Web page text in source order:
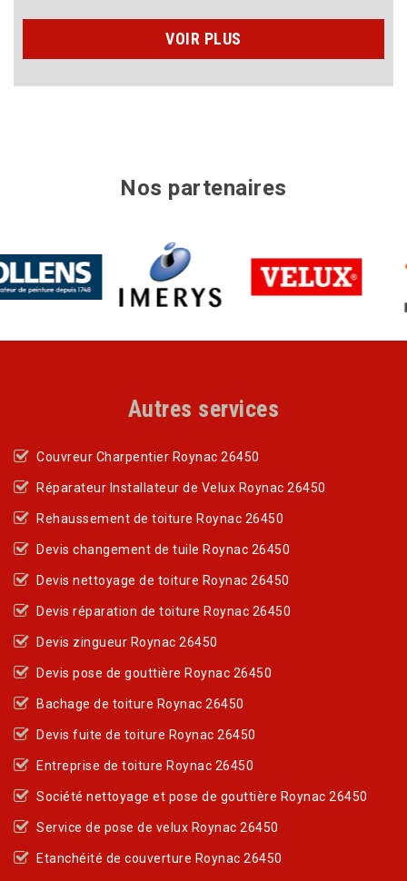
VOIR PLUS
Nos partenaires
Autres services
Couvreur Charpentier Roynac 26450
Réparateur Installateur de Velux Roynac 26450
Rehaussement de toiture Roynac 26450
Devis changement de tuile Roynac 26450
Devis nettoyage de toiture Roynac 26450
Devis réparation de toiture Roynac 26450
Devis zingueur Roynac 26450
Devis pose de gouttière Roynac 26450
Bachage de toiture Roynac 26450
Devis fuite de toiture Roynac 26450
Entreprise de toiture Roynac 26450
Société nettoyage et pose de gouttière Roynac 26450
Service de pose de velux Roynac 26450
Etanchéité de couverture Roynac 26450